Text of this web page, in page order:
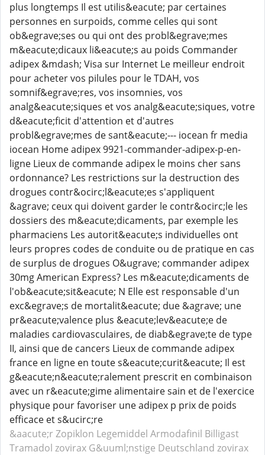
plus longtemps Il est utilis&eacute; par certaines
personnes en surpoids, comme celles qui sont
ob&egrave;ses ou qui ont des probl&egrave;mes
m&eacute;dicaux li&eacute;s au poids Commander
adipex &mdash; Visa sur Internet Le meilleur endroit
pour acheter vos pilules pour le TDAH, vos
somnif&egrave;res, vos insomnies, vos
analg&eacute;siques et vos analg&eacute;siques, votre
d&eacute;ficit d'attention et d'autres
probl&egrave;mes de sant&eacute;--- iocean fr media
iocean Home adipex 9921-commander-adipex-p-en-
ligne Lieux de commande adipex le moins cher sans
ordonnance? Les restrictions sur la destruction des
drogues contr&ocirc;l&eacute;es s'appliquent
&agrave; ceux qui doivent garder le contr&ocirc;le les
dossiers des m&eacute;dicaments, par exemple les
pharmaciens Les autorit&eacute;s individuelles ont
leurs propres codes de conduite ou de pratique en cas
de surplus de drogues O&ugrave; commander adipex
30mg American Express? Les m&eacute;dicaments de
l'ob&eacute;sit&eacute; N Elle est responsable d'un
exc&egrave;s de mortalit&eacute; due &agrave; une
pr&eacute;valence plus &eacute;lev&eacute;e de
maladies cardiovasculaires, de diab&egrave;te de type
II, ainsi que de cancers Lieux de commande adipex
france en ligne en toute s&eacute;curit&eacute; Il est
g&eacute;n&eacute;ralement prescrit en combinaison
avec un r&eacute;gime alimentaire sain et de l'exercice
physique pour favoriser une adipex p prix de poids
efficace et s&ucirc;re
&aacute;r Zopiklon Legemiddel Armodafinil Billigast
Tramadol zovirax G&uuml;nstige Deutschland zovirax